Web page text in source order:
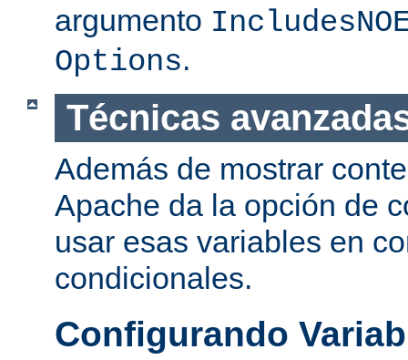
argumento
Options.
Técnicas
Además de mostrar
Apache da la opción de
usar esas variables en
condicionales.
Configurando